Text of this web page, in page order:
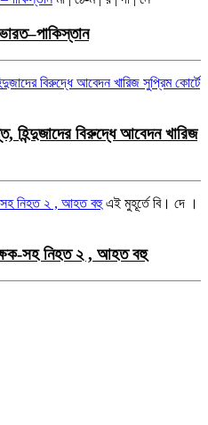
হিন্দুজাদের বিরুদ্ধে আবেদন খারিজ
এই মুহূর্তে বি। দে ।
সহ নিহত ২ , আহত বহু